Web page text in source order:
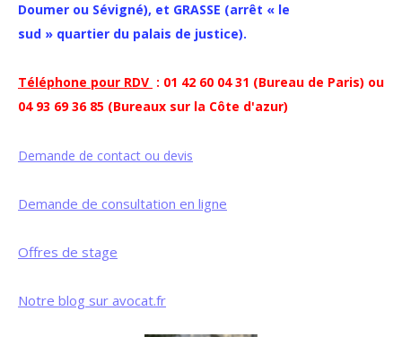
Doumer ou Sévigné), et GRASSE (arrêt « le
sud » quartier du palais de justice).
Téléphone pour RDV : 01 42 60 04 31 (Bureau de Paris) ou
04 93 69 36 85 (Bureaux sur la Côte d'azur)
Demande de contact ou devis
Demande de consultation en ligne
Offres de stage
Notre blog sur avocat.fr